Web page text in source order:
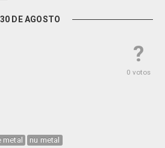
30 DE AGOSTO
?
0 votos
metal nu metal